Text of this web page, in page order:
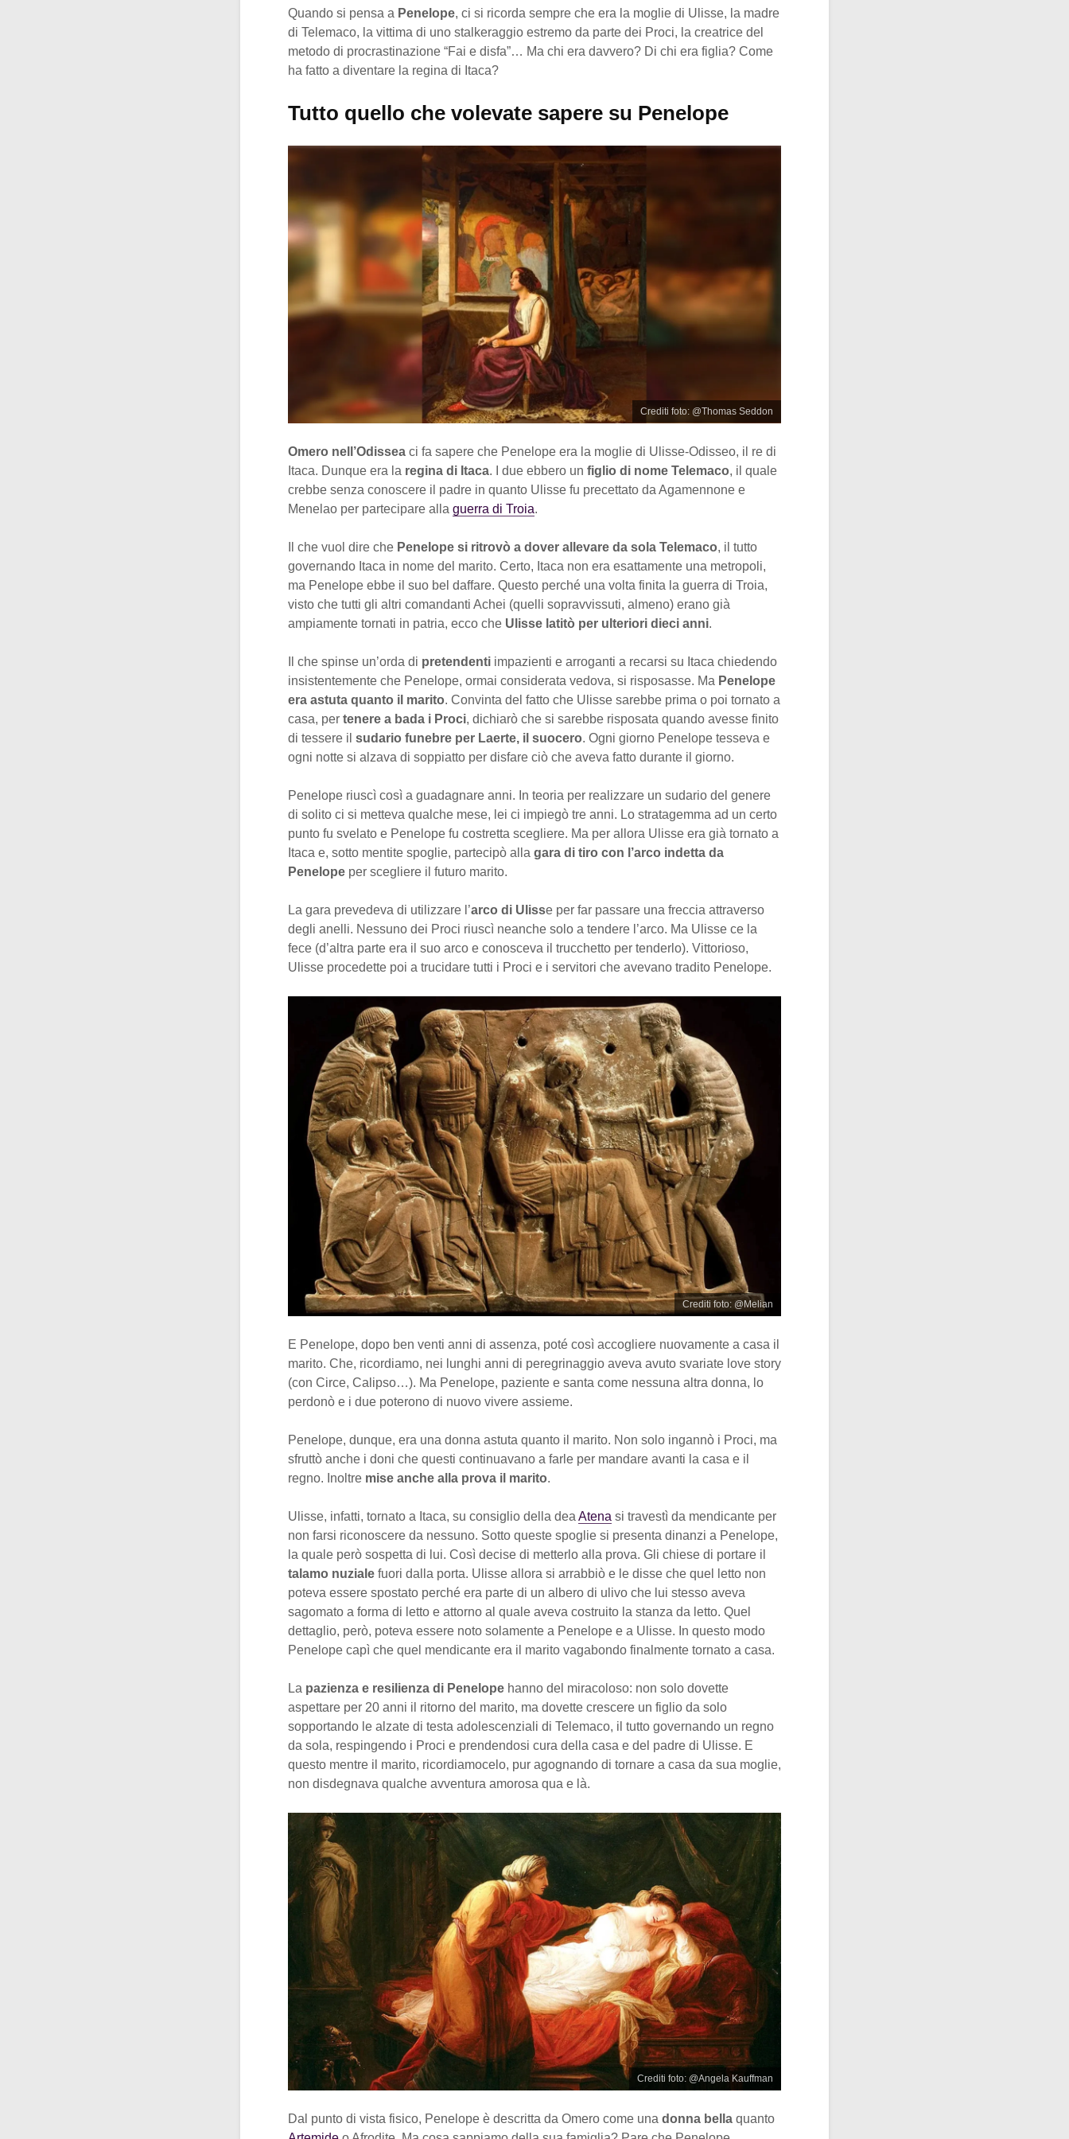
Quando si pensa a Penelope, ci si ricorda sempre che era la moglie di Ulisse, la madre
di Telemaco, la vittima di uno stalkeraggio estremo da parte dei Proci, la creatrice del
metodo di procrastinazione “Fai e disfa”… Ma chi era davvero? Di chi era figlia? Come
ha fatto a diventare la regina di Itaca?
Tutto quello che volevate sapere su Penelope
Crediti foto: @Thomas Seddon
Omero nell’Odissea ci fa sapere che Penelope era la moglie di Ulisse-Odisseo, il re di
Itaca. Dunque era la regina di Itaca. I due ebbero un figlio di nome Telemaco, il quale
crebbe senza conoscere il padre in quanto Ulisse fu precettato da Agamennone e
Menelao per partecipare alla guerra di Troia.
Il che vuol dire che Penelope si ritrovò a dover allevare da sola Telemaco, il tutto
governando Itaca in nome del marito. Certo, Itaca non era esattamente una metropoli,
ma Penelope ebbe il suo bel daffare. Questo perché una volta finita la guerra di Troia,
visto che tutti gli altri comandanti Achei (quelli sopravvissuti, almeno) erano già
ampiamente tornati in patria, ecco che Ulisse latitò per ulteriori dieci anni.
Il che spinse un’orda di pretendenti impazienti e arroganti a recarsi su Itaca chiedendo
insistentemente che Penelope, ormai considerata vedova, si risposasse. Ma Penelope
era astuta quanto il marito. Convinta del fatto che Ulisse sarebbe prima o poi tornato a
casa, per tenere a bada i Proci, dichiarò che si sarebbe risposata quando avesse finito
di tessere il sudario funebre per Laerte, il suocero. Ogni giorno Penelope tesseva e
ogni notte si alzava di soppiatto per disfare ciò che aveva fatto durante il giorno.
Penelope riuscì così a guadagnare anni. In teoria per realizzare un sudario del genere
di solito ci si metteva qualche mese, lei ci impiegò tre anni. Lo stratagemma ad un certo
punto fu svelato e Penelope fu costretta scegliere. Ma per allora Ulisse era già tornato a
Itaca e, sotto mentite spoglie, partecipò alla gara di tiro con l’arco indetta da
Penelope per scegliere il futuro marito.
La gara prevedeva di utilizzare l’arco di Ulisse per far passare una freccia attraverso
degli anelli. Nessuno dei Proci riuscì neanche solo a tendere l’arco. Ma Ulisse ce la
fece (d’altra parte era il suo arco e conosceva il trucchetto per tenderlo). Vittorioso,
Ulisse procedette poi a trucidare tutti i Proci e i servitori che avevano tradito Penelope.
Crediti foto: @Melian
E Penelope, dopo ben venti anni di assenza, poté così accogliere nuovamente a casa il
marito. Che, ricordiamo, nei lunghi anni di peregrinaggio aveva avuto svariate love story
(con Circe, Calipso…). Ma Penelope, paziente e santa come nessuna altra donna, lo
perdonò e i due poterono di nuovo vivere assieme.
Penelope, dunque, era una donna astuta quanto il marito. Non solo ingannò i Proci, ma
sfruttò anche i doni che questi continuavano a farle per mandare avanti la casa e il
regno. Inoltre mise anche alla prova il marito.
Ulisse, infatti, tornato a Itaca, su consiglio della dea Atena si travestì da mendicante per
non farsi riconoscere da nessuno. Sotto queste spoglie si presenta dinanzi a Penelope,
la quale però sospetta di lui. Così decise di metterlo alla prova. Gli chiese di portare il
talamo nuziale fuori dalla porta. Ulisse allora si arrabbiò e le disse che quel letto non
poteva essere spostato perché era parte di un albero di ulivo che lui stesso aveva
sagomato a forma di letto e attorno al quale aveva costruito la stanza da letto. Quel
dettaglio, però, poteva essere noto solamente a Penelope e a Ulisse. In questo modo
Penelope capì che quel mendicante era il marito vagabondo finalmente tornato a casa.
La pazienza e resilienza di Penelope hanno del miracoloso: non solo dovette
aspettare per 20 anni il ritorno del marito, ma dovette crescere un figlio da solo
sopportando le alzate di testa adolescenziali di Telemaco, il tutto governando un regno
da sola, respingendo i Proci e prendendosi cura della casa e del padre di Ulisse. E
questo mentre il marito, ricordiamocelo, pur agognando di tornare a casa da sua moglie,
non disdegnava qualche avventura amorosa qua e là.
Crediti foto: @Angela Kauffman
Dal punto di vista fisico, Penelope è descritta da Omero come una donna bella quanto